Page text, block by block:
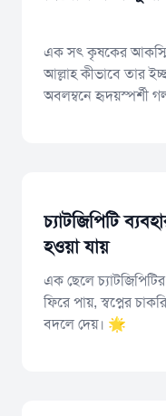
এক সৎ কৃষকের
আল্লাহ কীভাবে তার
অবলম্বনে হৃদয়স্পর্শী
চ্যাটজিপিটি
হওয়া যায়
এক ছেলে
ফিরে পায়, স্বপ্নের
বদলে দেয়। 🌟